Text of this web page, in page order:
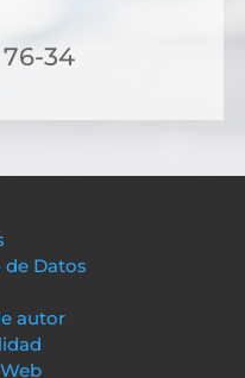
76-34
de Datos
autor